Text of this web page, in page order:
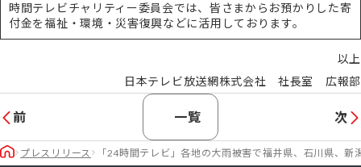
時間テレビチャリティー委員会では、皆さまからお預かりした寄
付金を福祉・環境・災害復興などに活用しております。
以上
日本テレビ放送網株式会社 社長室 広報部
前 一覧 次
プレスリリース 「24時間テレビ」各地の大雨被害で福井県、石川県、